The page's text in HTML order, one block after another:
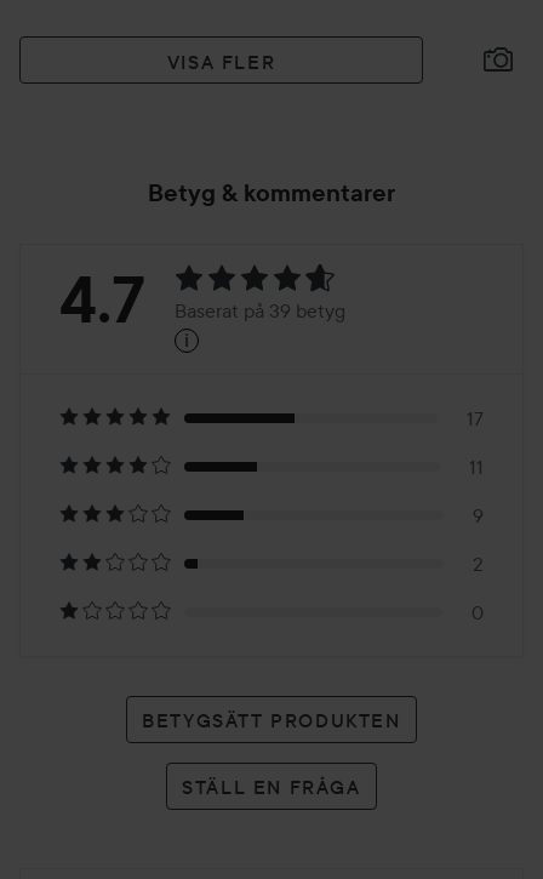
VISA FLER
Betyg & kommentarer
Betyg:
Baserat
på
39
betyg
4.7 Baserat på 39 betyg
i
17
11
9
2
0
BETYGSÄTT PRODUKTEN
STÄLL EN FRÅGA